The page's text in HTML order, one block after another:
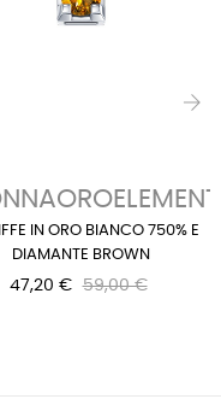
IN ORO BIANCO 750% E
DIAMANTE BROWN
47,20 € 59,00 €